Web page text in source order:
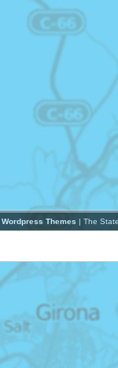
Wordpress Themes | The